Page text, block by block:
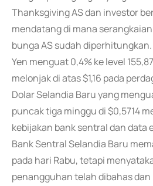
Thanksgiving AS dan investor
mendatang di mana
bunga AS sudah diperhitungkan.
Yen menguat 0,4% ke level
melonjak di atas $1,16 pada
Dolar Selandia Baru yang
puncak tiga minggu di $0,5714
kebijakan bank sentral dan data
Bank Sentral Selandia Baru
pada hari Rabu, tetapi
penangguhan telah dibahas